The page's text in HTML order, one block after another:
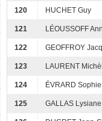
120 HUCHET Guy
121 LÉOUSSOFF
122 GEOFFROY
123 LAURENT
124 ÉVRARD Sophie
125 GALLAS Lysiane